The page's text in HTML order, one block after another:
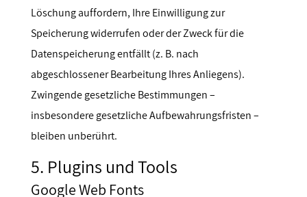
Löschung auffordern, Ihre Einwilligung zur
Speicherung widerrufen oder der Zweck für die
Datenspeicherung entfällt (z. B. nach
abgeschlossener Bearbeitung Ihres Anliegens).
Zwingende gesetzliche Bestimmungen –
insbesondere gesetzliche Aufbewahrungsfristen –
bleiben unberührt.
5. Plugins und Tools
Google Web Fonts